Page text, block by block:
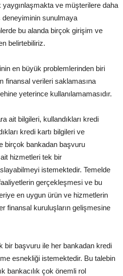
ve müşterilere daha
deneyiminin sunulmaya
bu alanda birçok girişim ve
belirtebiliriz.
en büyük problemlerinden biri
finansal verileri saklamasına
yeterince kullanılamamasıdır.
ait bilgileri, kullandıkları kredi
kredi kartı bilgileri ve
birçok bankadan başvuru
hizmetleri tek bir
istemektedir. Temelde
gerçekleşmesi ve bu
en uygun ürün ve hizmetlerin
finansal kuruluşların gelişmesine
bir başvuru ile her bankadan kredi
esnekliği istemektedir. Bu talebin
bankacılık çok önemli rol